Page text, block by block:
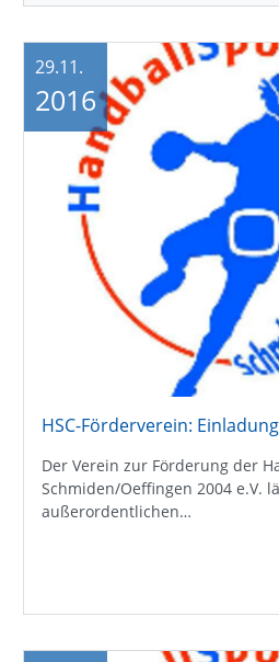
Der Verein zur Förderung der
Schmiden/Oeffingen 2004 e.V.
außerordentlichen…
29.11.
2016